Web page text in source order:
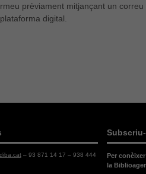
prèviament mitjançant un
digital.
– 93 871 14 17 – 938 444
Per
la